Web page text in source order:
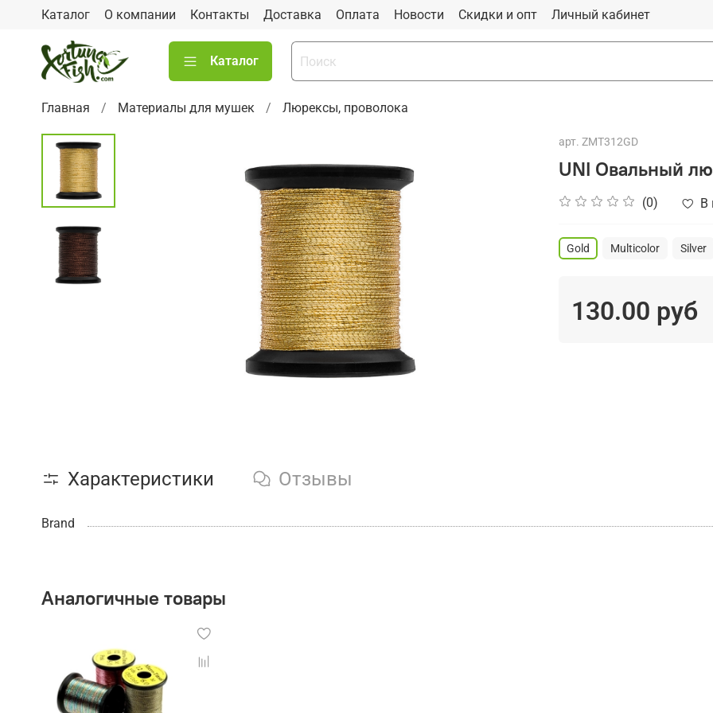
Каталог О компании Контакты Доставка Оплата Новости Скидки и опт Личный кабинет
Каталог
Главная Материалы для мушек Люрексы, проволока
арт. ZMT312GD
UNI Овальный
(0) В
Gold Multicolor Silver
130.00 руб
Характеристики Отзывы
Brand
Аналогичные товары